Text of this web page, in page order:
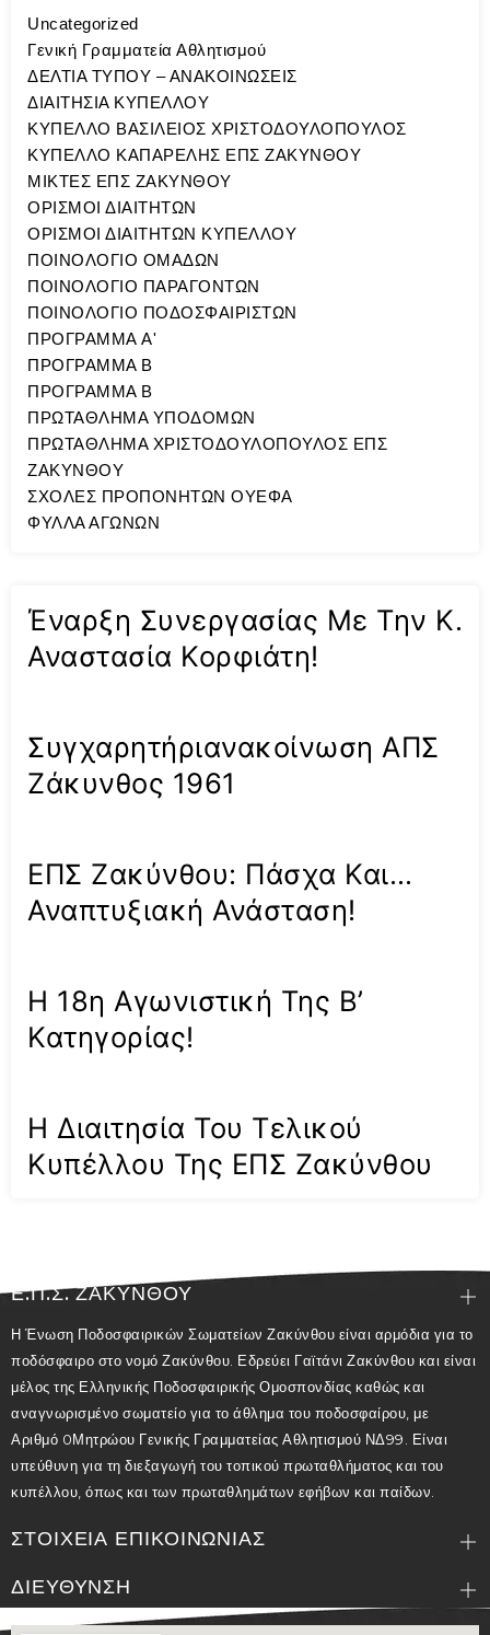
Uncategorized
Γενική Γραμματεία Αθλητισμού
ΔΕΛΤΙΑ ΤΥΠΟΥ – ΑΝΑΚΟΙΝΩΣΕΙΣ
ΔΙΑΙΤΗΣΙΑ ΚΥΠΕΛΛΟΥ
ΚΥΠΕΛΛΟ ΒΑΣΙΛΕΙΟΣ ΧΡΙΣΤΟΔΟΥΛΟΠΟΥΛΟΣ
ΚΥΠΕΛΛΟ ΚΑΠΑΡΕΛΗΣ ΕΠΣ ΖΑΚΥΝΘΟΥ
ΜΙΚΤΕΣ ΕΠΣ ΖΑΚΥΝΘΟΥ
ΟΡΙΣΜΟΙ ΔΙΑΙΤΗΤΩΝ
ΟΡΙΣΜΟΙ ΔΙΑΙΤΗΤΩΝ ΚΥΠΕΛΛΟΥ
ΠΟΙΝΟΛΟΓΙΟ ΟΜΑΔΩΝ
ΠΟΙΝΟΛΟΓΙΟ ΠΑΡΑΓΟΝΤΩΝ
ΠΟΙΝΟΛΟΓΙΟ ΠΟΔΟΣΦΑΙΡΙΣΤΩΝ
ΠΡΟΓΡΑΜΜΑ A'
ΠΡΟΓΡΑΜΜΑ Β
ΠΡΟΓΡΑΜΜΑ Β
ΠΡΩΤΑΘΛΗΜΑ ΥΠΟΔΟΜΩΝ
ΠΡΩΤΑΘΛΗΜΑ ΧΡΙΣΤΟΔΟΥΛΟΠΟΥΛΟΣ ΕΠΣ
ΖΑΚΥΝΘΟΥ
ΣΧΟΛΕΣ ΠΡΟΠΟΝΗΤΩΝ ΟΥΕΦΑ
ΦΥΛΛΑ ΑΓΩΝΩΝ
Έναρξη Συνεργασίας Με Την Κ.
Αναστασία Κορφιάτη!
Συγχαρητήριανακοίνωση ΑΠΣ
Ζάκυνθος 1961
ΕΠΣ Ζακύνθου: Πάσχα Και…
Αναπτυξιακή Ανάσταση!
Η 18η Αγωνιστική Της Β’
Κατηγορίας!
Η Διαιτησία Του Τελικού
Κυπέλλου Της ΕΠΣ Ζακύνθου
Ε.Π.Σ. ΖΑΚΥΝΘΟΥ
Η Ένωση Ποδοσφαιρικών Σωματείων Ζακύνθου είναι αρμόδια για το
ποδόσφαιρο στο νομό Ζακύνθου. Εδρεύει Γαϊτάνι Ζακύνθου και είναι
μέλος της Ελληνικής Ποδοσφαιρικής Ομοσπονδίας καθώς και
αναγνωρισμένο σωματείο για το άθλημα του ποδοσφαίρου, με
Αριθμό 0Μητρώου Γενικής Γραμματείας Αθλητισμού ΝΔ99. Είναι
υπεύθυνη για τη διεξαγωγή του τοπικού πρωταθλήματος και του
κυπέλλου, όπως και των πρωταθλημάτων εφήβων και παίδων.
ΣΤΟΙΧΕΙΑ ΕΠΙΚΟΙΝΩΝΙΑΣ
ΔΙΕΥΘΥΝΣΗ